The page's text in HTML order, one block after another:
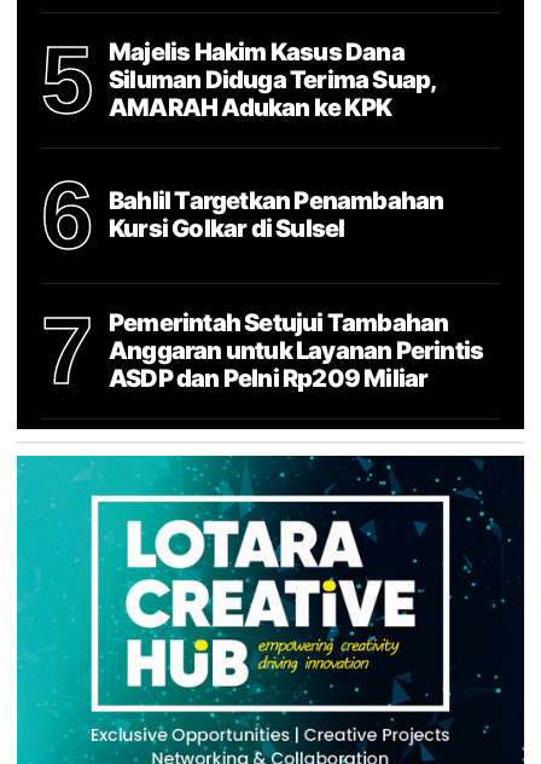
5
Majelis Hakim Kasus Dana
Siluman Diduga Terima Suap,
AMARAH Adukan ke KPK
6
Bahlil Targetkan Penambahan
Kursi Golkar di Sulsel
7
Pemerintah Setujui Tambahan
Anggaran untuk Layanan Perintis
ASDP dan Pelni Rp209 Miliar